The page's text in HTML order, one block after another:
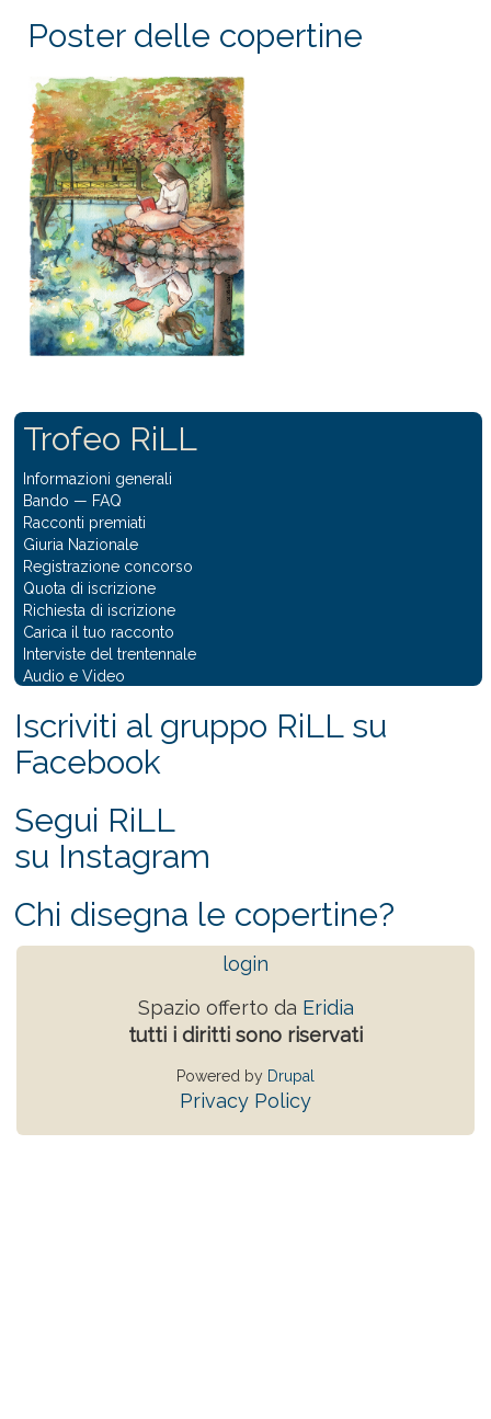
Poster delle copertine
Trofeo RiLL
Informazioni generali
Bando — FAQ
Racconti premiati
Giuria Nazionale
Registrazione concorso
Quota di iscrizione
Richiesta di iscrizione
Carica il tuo racconto
Interviste del trentennale
Audio e Video
Iscriviti al gruppo RiLL su
Facebook
Segui RiLL
su Instagram
Chi disegna le copertine?
login
Spazio offerto da Eridia
tutti i diritti sono riservati
Powered by Drupal
Privacy Policy